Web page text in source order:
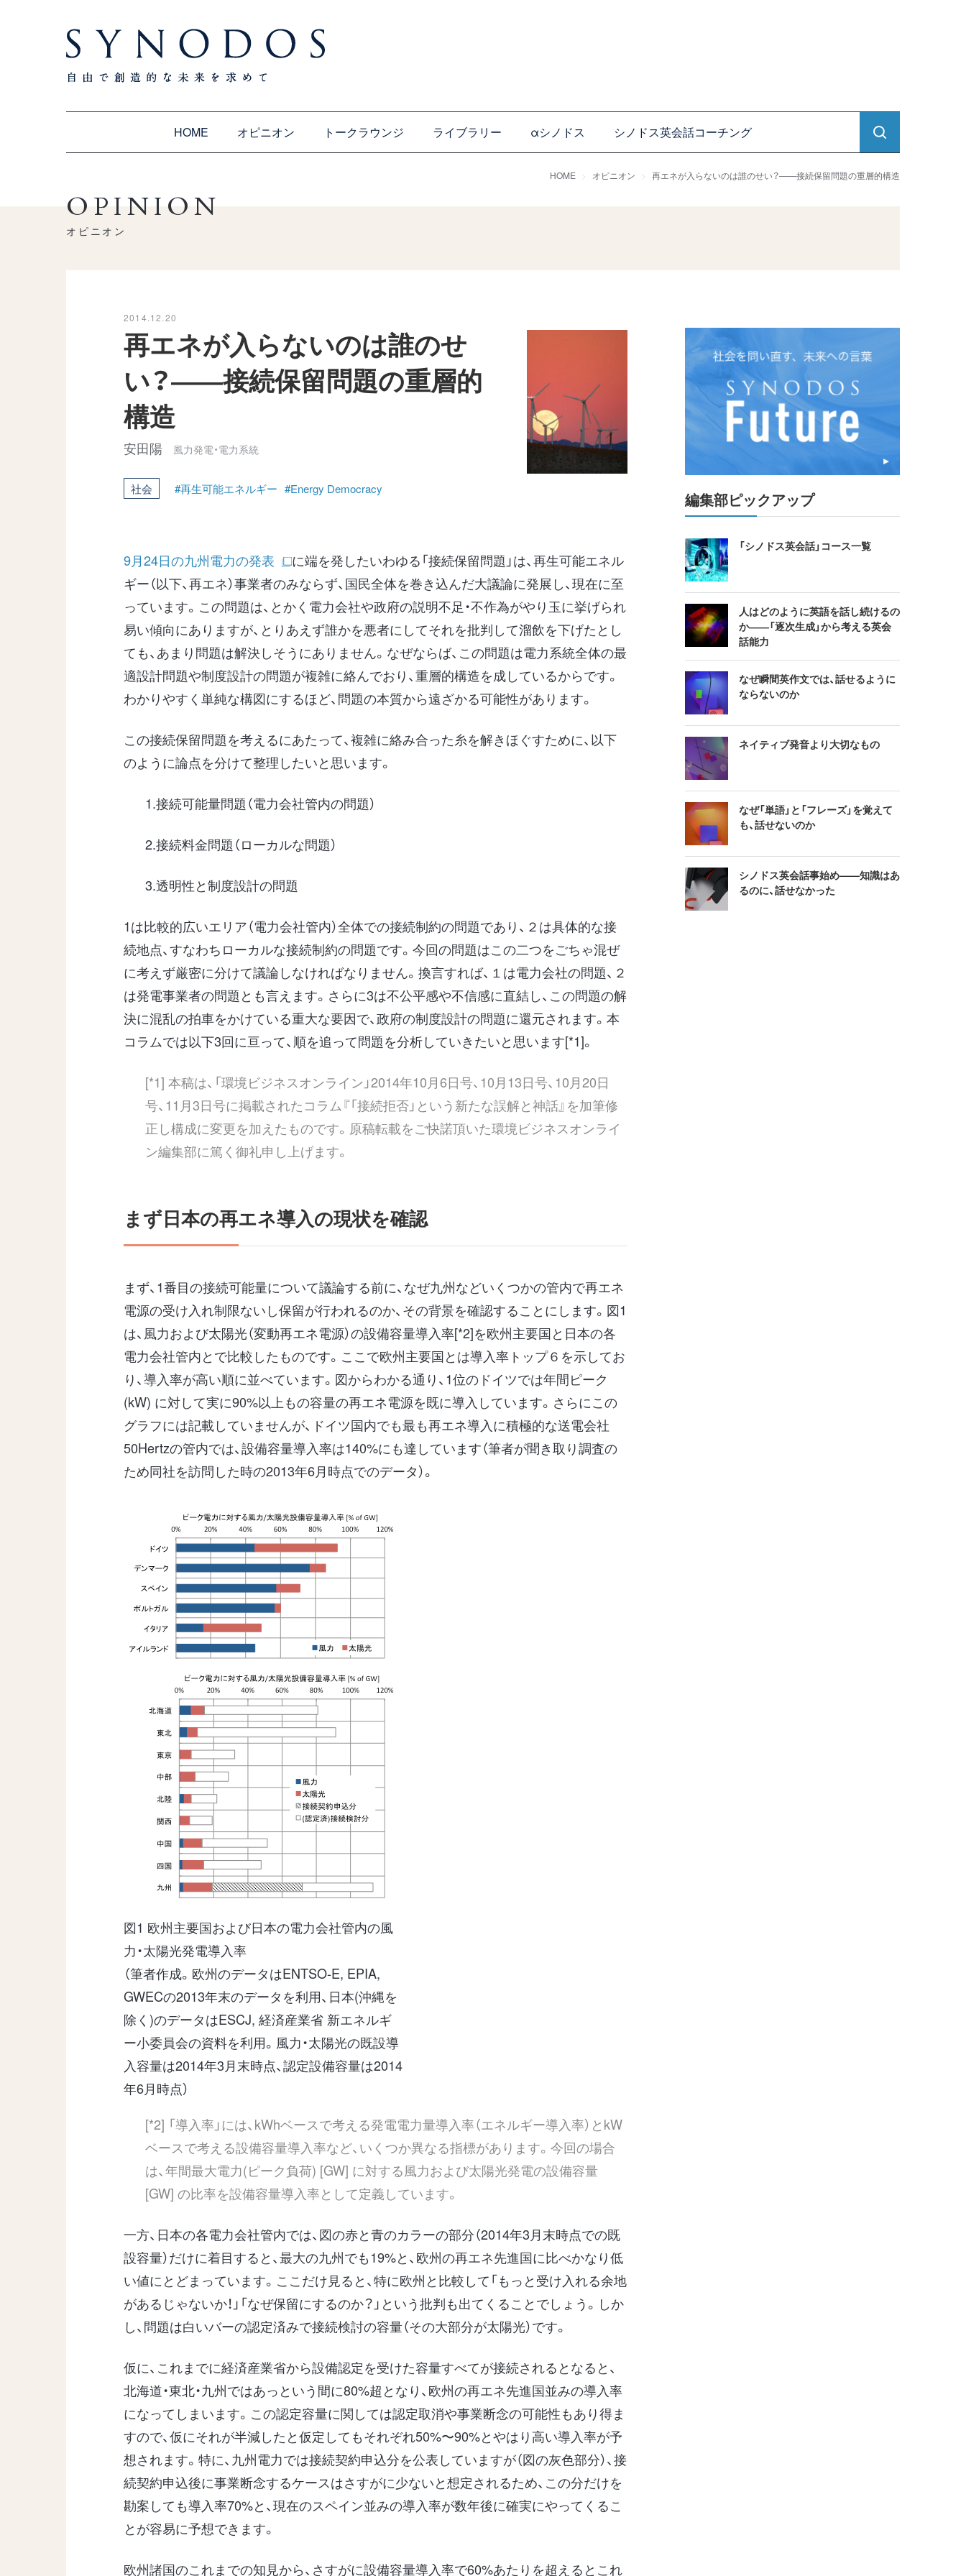
HOME オピニオン トークラウンジ ライブラリー αシノドス シノドス英会話コーチング
HOME オピニオン 再エネが入らないのは誰のせい？――接続保留問題の重層的構造
OPINION
オピニオン
2014.12.20
再エネが入らないのは誰のせ
い？――接続保留問題の重層的
構造
安田陽 風力発電・電力系統
社会 #再生可能エネルギー #Energy Democracy
9月24日の九州電力の発表
に端を発したいわゆる「接続保留問題」は、再生可能エネル
ギー（以下、再エネ）事業者のみならず、国民全体を巻き込んだ大議論に発展し、現在に至
っています。この問題は、とかく電力会社や政府の説明不足・不作為がやり玉に挙げられ
易い傾向にありますが、とりあえず誰かを悪者にしてそれを批判して溜飲を下げたとし
ても、あまり問題は解決しそうにありません。なぜならば、この問題は電力系統全体の最
適設計問題や制度設計の問題が複雑に絡んでおり、重層的構造を成しているからです。
わかりやすく単純な構図にするほど、問題の本質から遠ざかる可能性があります。
この接続保留問題を考えるにあたって、複雑に絡み合った糸を解きほぐすために、以下
のように論点を分けて整理したいと思います。
1.接続可能量問題（電力会社管内の問題）
2.接続料金問題（ローカルな問題）
3.透明性と制度設計の問題
1は比較的広いエリア（電力会社管内）全体での接続制約の問題であり、２は具体的な接
続地点、すなわちローカルな接続制約の問題です。今回の問題はこの二つをごちゃ混ぜ
に考えず厳密に分けて議論しなければなりません。換言すれば、１は電力会社の問題、２
は発電事業者の問題とも言えます。さらに3は不公平感や不信感に直結し、この問題の解
決に混乱の拍車をかけている重大な要因で、政府の制度設計の問題に還元されます。本
コラムでは以下3回に亘って、順を追って問題を分析していきたいと思います[*1]。
[*1] 本稿は、「環境ビジネスオンライン」2014年10月6日号、 10月13日号、 10月20日
号、 11月3日号に掲載されたコラム『「接続拒否」という新たな誤解と神話』を加筆修
正し構成に変更を加えたものです。原稿転載をご快諾頂いた環境ビジネスオンライ
ン編集部に篤く御礼申し上げます。
まず日本の再エネ導入の現状を確認
まず、1番目の接続可能量について議論する前に、なぜ九州などいくつかの管内で再エネ
電源の受け入れ制限ないし保留が行われるのか、その背景を確認することにします。図1
は、風力および太陽光（変動再エネ電源）の設備容量導入率[*2]を欧州主要国と日本の各
電力会社管内とで比較したものです。ここで欧州主要国とは導入率トップ６を示してお
り、導入率が高い順に並べています。図からわかる通り、1位のドイツでは年間ピーク
(kW) に対して実に90%以上もの容量の再エネ電源を既に導入しています。さらにこの
グラフには記載していませんが、ドイツ国内でも最も再エネ導入に積極的な送電会社
50Hertzの管内では、設備容量導入率は140%にも達しています（筆者が聞き取り調査の
ため同社を訪問した時の2013年6月時点でのデータ）。
図1 欧州主要国および日本の電力会社管内の風
力・太陽光発電導入率
（筆者作成。欧州のデータはENTSO-E, EPIA,
GWECの2013年末のデータを利用、日本(沖縄を
除く)のデータはESCJ, 経済産業省 新エネルギ
ー小委員会の資料を利用。風力・太陽光の既設導
入容量は2014年3月末時点、認定設備容量は2014
年6月時点）
[*2] 「導入率」には、kWhベースで考える発電電力量導入率（エネルギー導入率）とkW
ベースで考える設備容量導入率など、いくつか異なる指標があります。今回の場合
は、年間最大電力(ピーク負荷) [GW] に対する風力および太陽光発電の設備容量
[GW] の比率を設備容量導入率として定義しています。
一方、日本の各電力会社管内では、図の赤と青のカラーの部分（2014年3月末時点での既
設容量）だけに着目すると、最大の九州でも19%と、欧州の再エネ先進国に比べかなり低
い値にとどまっています。ここだけ見ると、特に欧州と比較して「もっと受け入れる余地
があるじゃないか！」「なぜ保留にするのか？」という批判も出てくることでしょう。しか
し、問題は白いバーの認定済みで接続検討の容量（その大部分が太陽光）です。
仮に、これまでに経済産業省から設備認定を受けた容量すべてが接続されるとなると、
北海道・東北・九州ではあっという間に80%超となり、欧州の再エネ先進国並みの導入率
になってしまいます。この認定容量に関しては認定取消や事業断念の可能性もあり得ま
すので、仮にそれが半減したと仮定してもそれぞれ50%〜90%とやはり高い導入率が予
想されます。特に、九州電力では接続契約申込分を公表していますが（図の灰色部分）、接
続契約申込後に事業断念するケースはさすがに少ないと想定されるため、この分だけを
勘案しても導入率70%と、現在のスペイン並みの導入率が数年後に確実にやってくるこ
とが容易に予想できます。
欧州諸国のこれまでの知見から、さすがに設備容量導入率で60%あたりを超えるとこれ
編集部ピックアップ
「シノドス英会話」コース一覧
人はどのように英語を話し続けるの
か――「逐次生成」から考える英会
話能力
なぜ瞬間英作文では、話せるように
ならないのか
ネイティブ発音より大切なもの
なぜ「単語」と「フレーズ」を覚えて
も、話せないのか
シノドス英会話事始め——知識はあ
るのに、話せなかった